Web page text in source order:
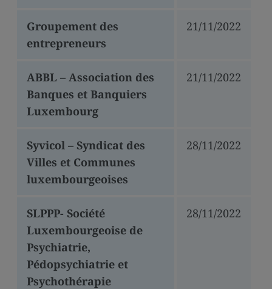
Groupement des
entrepreneurs
21/11/2022
ABBL – Association des
Banques et Banquiers
Luxembourg
21/11/2022
Syvicol – Syndicat des
Villes et Communes
luxembourgeoises
28/11/2022
SLPPP- Société
Luxembourgeoise de
Psychiatrie,
Pédopsychiatrie et
Psychothérapie
28/11/2022